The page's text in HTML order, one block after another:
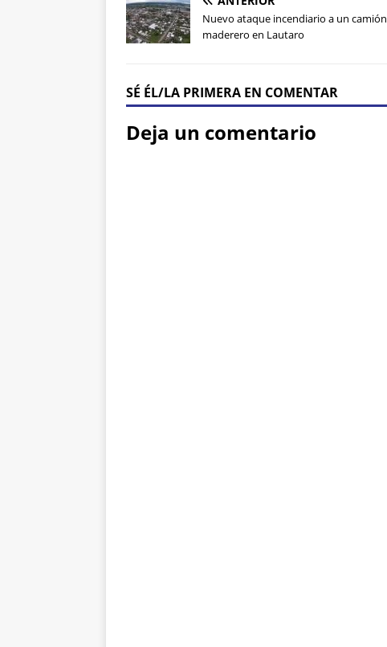
Nuevo ataque incendiario a un camión
maderero en Lautaro
SÉ ÉL/LA PRIMERA EN COMENTAR
Deja un comentario